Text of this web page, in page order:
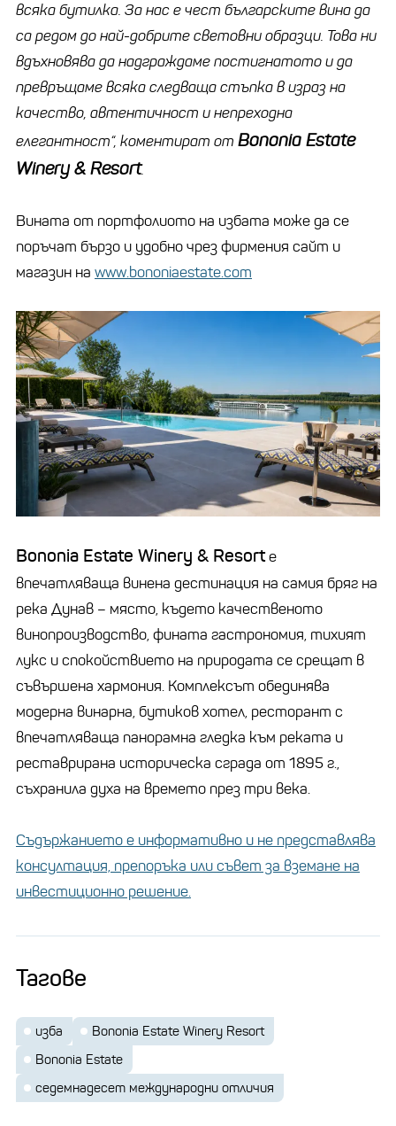
всяка бутилка. За нас е чест българските вина да
са редом до най-добрите световни образци. Това ни
вдъхновява да надграждаме постигнатото и да
превръщаме всяка следваща стъпка в израз на
качество, автентичност и непреходна
елегантност“, коментират от Bononia Estate
Winery & Resort.
Вината от портфолиото на избата може да се
поръчат бързо и удобно чрез фирмения сайт и
магазин на www.bononiaestate.com
Bononia Estate Winery & Resortе
впечатляваща винена дестинация на самия бряг на
река Дунав – място, където качественото
винопроизводство, фината гастрономия, тихият
лукс и спокойствието на природата се срещат в
съвършена хармония. Комплексът обединява
модерна винарна, бутиков хотел, ресторант с
впечатляваща панорамна гледка към реката и
реставрирана историческа сграда от 1895 г.,
съхранила духа на времето през три века.
Съдържанието е информативно и не представлява
консултация, препоръка или съвет за вземане на
инвестиционно решение.
Тагове
изба
Bononia Estate Winery Resort
Bononia Estate
седемнадесет международни отличия